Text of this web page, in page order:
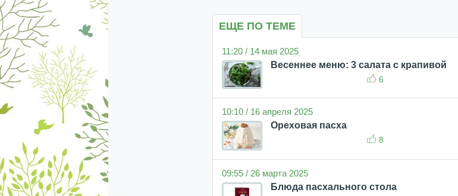
ЕЩЕ ПО ТЕМЕ
11:20 / 14 мая 2025
Весеннее меню: 3 салата с крапивой
6
10:10 / 16 апреля 2025
Ореховая пасха
8
09:55 / 26 марта 2025
Блюда пасхального стола